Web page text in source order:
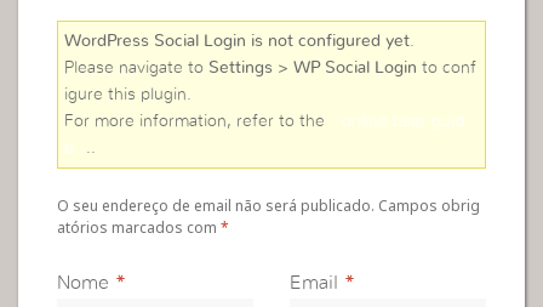
WordPress Social Login is not configured yet
Please navigate to Settings > WP Social Login to conf
igure this plugin.
For more information, refer to the
online user guid
e
O seu endereço de email não será publicado. Campos obrig
atórios marcados com*
Nome * Email *